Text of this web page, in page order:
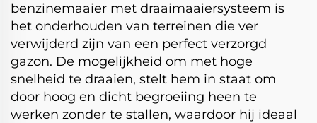
benzinemaaier met draaimaaiersysteem is
het onderhouden van terreinen die ver
verwijderd zijn van een perfect verzorgd
gazon. De mogelijkheid om met hoge
snelheid te draaien, stelt hem in staat om
door hoog en dicht begroeiing heen te
werken zonder te stallen, waardoor hij ideaal